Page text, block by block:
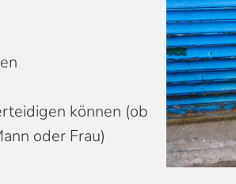
können (ob
oder Frau)